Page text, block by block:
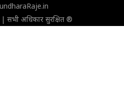
सभी अधिकार सुरक्षित ®